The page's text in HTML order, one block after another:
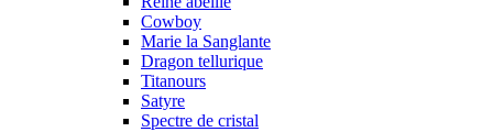
Cowboy
Marie la Sanglante
Dragon tellurique
Titanours
Satyre
Spectre de cristal